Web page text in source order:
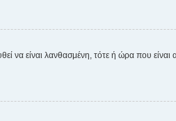
να είναι λανθασμένη, τότε ή ώρα που